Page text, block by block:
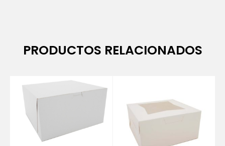
PRODUCTOS RELACIONADOS